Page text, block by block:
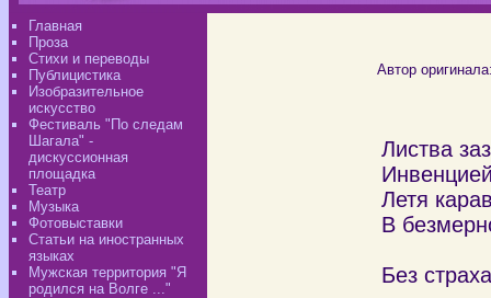
Главная
Проза
Стихи и переводы
Публицистика
Изобразительное
искусство
Фестиваль "По следам
Шагала" -
дискуссионная
площадка
Театр
Музыка
Фотовыставки
Статьи на иностранных
языках
Мужская территория "Я
родился на Волге ..."
Автор
Листва
Летя
В
Без